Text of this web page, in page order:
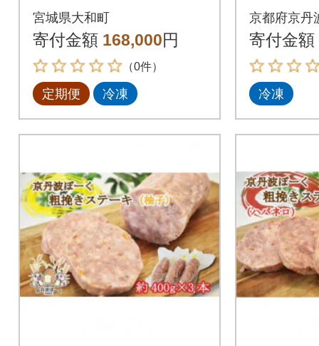
ザブトン・トモサン
カク・マルシン100g×
各1パック全12回
宮城県大和町
寄付金額 168,000円
（0件）
定期便 冷凍
レーン
京都府京丹
寄付金額
冷凍